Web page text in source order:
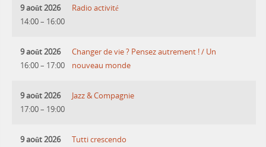
9 août 2026
14:00– 16:00
Radio activité
9 août 2026
16:00– 17:00
Changer de vie ? Pensez autrement ! / Un
nouveau monde
9 août 2026
17:00– 19:00
Jazz & Compagnie
9 août 2026
Tutti crescendo